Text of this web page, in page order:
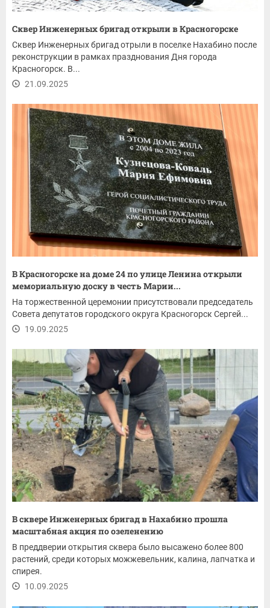
Сквер Инженерных бригад открыли в Красногорске
Сквер Инженерных бригад отрыли в поселке Нахабино после
реконструкции в рамках празднования Дня города
Красногорск. В...
21.09.2025
В Красногорске на доме 24 по улице Ленина открыли
мемориальную доску в честь Марии...
На торжественной церемонии присутствовали председатель
Совета депутатов городского округа Красногорск Сергей...
19.09.2025
В сквере Инженерных бригад в Нахабино прошла
масштабная акция по озеленению
В преддверии открытия сквера было высажено более 800
растений, среди которых можжевельник, калина, лапчатка и
спирея.
10.09.2025